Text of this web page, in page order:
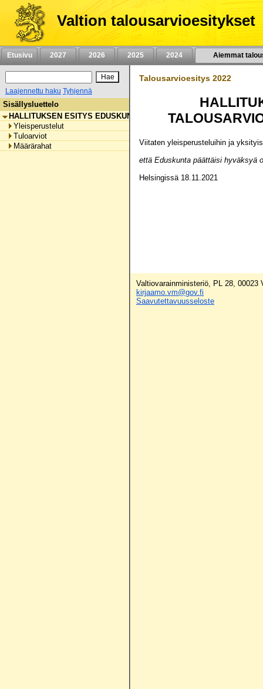
Siirry
sisältöön
Valtion talousarvioesitykset
Etusivu 2027 2026 2025 2024 Aiemmat
Laajennettu haku Tyhjennä
Sisällysluettelo
HALLITUKSEN ESITYS EDUSKUNNALLE VUODEN 2022
Yleisperustelut
Tuloarviot
Määrärahat
Talousarvioesitys 2022
HALLITUKSEN ESITYS EDUSKUNNALLE VUODEN 2022
Viitaten yleisperusteluihin ja
että Eduskunta päättäisi hyväksyä
Helsingissä 18.11.2021
Valtiovarainministeriö, PL 28, 00023
kirjaamo.vm@gov.fi
Saavutettavuusseloste